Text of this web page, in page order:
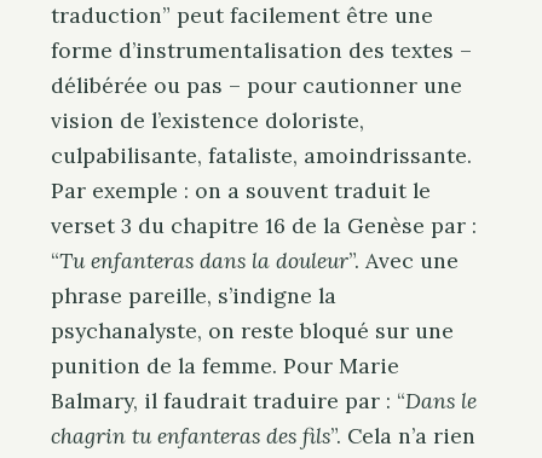
traduction” peut facilement être une
forme d’instrumentalisation des textes –
délibérée ou pas – pour cautionner une
vision de l’existence doloriste,
culpabilisante, fataliste, amoindrissante.
Par exemple : on a souvent traduit le
verset 3 du chapitre 16 de la Genèse par :
“Tu enfanteras dans la douleur”. Avec une
phrase pareille, s’indigne la
psychanalyste, on reste bloqué sur une
punition de la femme. Pour Marie
Balmary, il faudrait traduire par : “Dans le
chagrin tu enfanteras des fils”. Cela n’a rien